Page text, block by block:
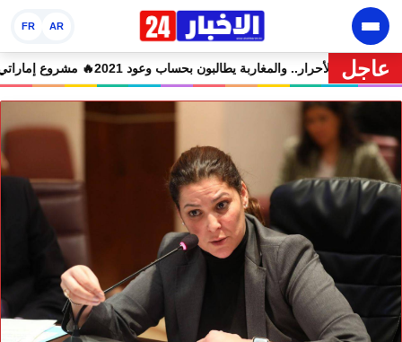
AR
FR
عاجل
في حالة سراح🔥 شوكي يعيد وعود الأحرار.. والمغاربة يطالبون بحساب وعود